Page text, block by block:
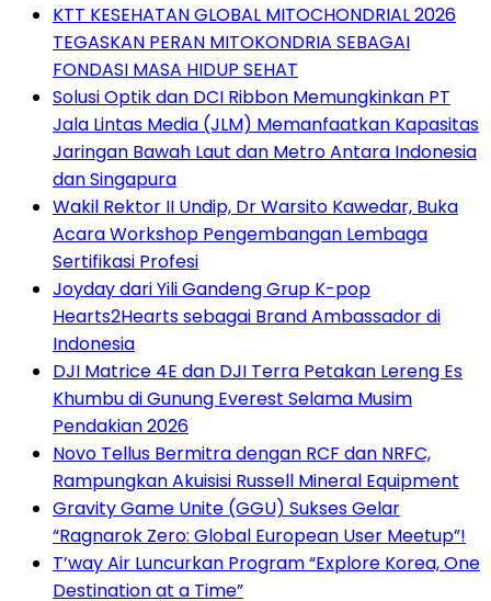
KTT KESEHATAN GLOBAL MITOCHONDRIAL 2026
TEGASKAN PERAN MITOKONDRIA SEBAGAI
FONDASI MASA HIDUP SEHAT
Solusi Optik dan DCI Ribbon Memungkinkan PT
Jala Lintas Media (JLM) Memanfaatkan Kapasitas
Jaringan Bawah Laut dan Metro Antara Indonesia
dan Singapura
Wakil Rektor II Undip, Dr Warsito Kawedar, Buka
Acara Workshop Pengembangan Lembaga
Sertifikasi Profesi
Joyday dari Yili Gandeng Grup K-pop
Hearts2Hearts sebagai Brand Ambassador di
Indonesia
DJI Matrice 4E dan DJI Terra Petakan Lereng Es
Khumbu di Gunung Everest Selama Musim
Pendakian 2026
Novo Tellus Bermitra dengan RCF dan NRFC,
Rampungkan Akuisisi Russell Mineral Equipment
Gravity Game Unite (GGU) Sukses Gelar
“Ragnarok Zero: Global European User Meetup”!
T’way Air Luncurkan Program “Explore Korea, One
Destination at a Time”